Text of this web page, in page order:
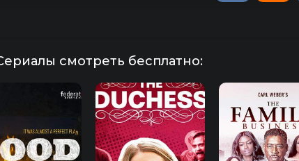
смотреть бесплатно: